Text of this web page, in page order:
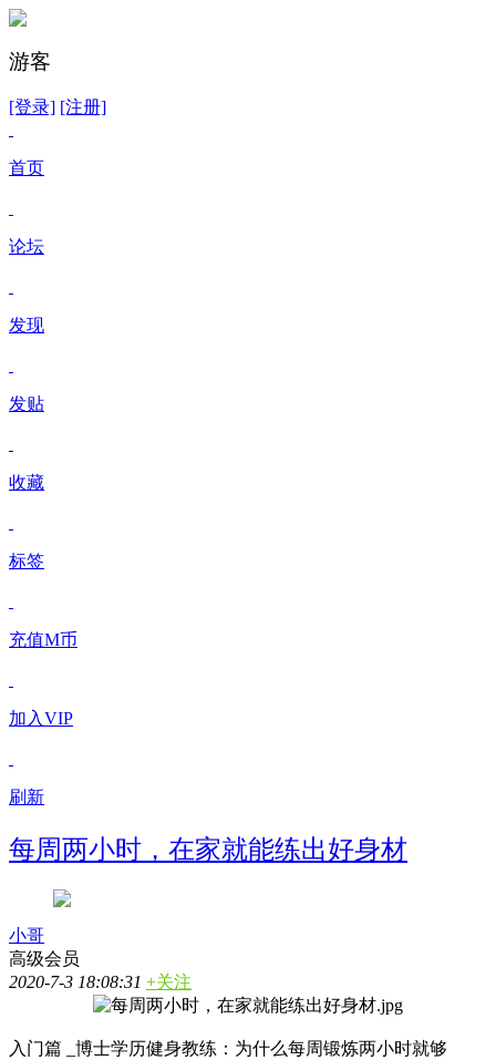
游客
[登录] [注册]
首页
论坛
发现
发贴
收藏
标签
充值M币
加入VIP
刷新
每周两小时，在家就能练出好身材
小哥
高级会员
2020-7-3 18:08:31 +关注
入门篇 _博士学历健身教练：为什么每周锻炼两小时就够